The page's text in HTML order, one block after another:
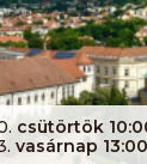
csütörtök
vasárnap 13:00